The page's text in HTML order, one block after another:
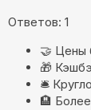
Ответов: 1
🤝 Цены
🎁
🛎️
🏨